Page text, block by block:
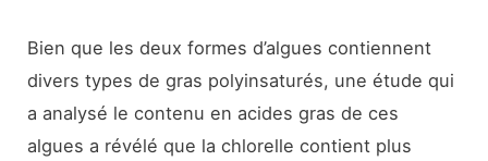
Bien que les deux formes d’algues contiennent
divers types de gras polyinsaturés, une étude qui
a analysé le contenu en acides gras de ces
algues a révélé que la chlorelle contient plus